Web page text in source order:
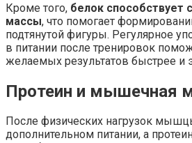
Кроме того, белок способствует
массы, что помогает
подтянутой фигуры. Регулярное
в питании после тренировок
желаемых результатов быстрее и
Протеин и мышечная
После физических нагрузок
дополнительном питании, а